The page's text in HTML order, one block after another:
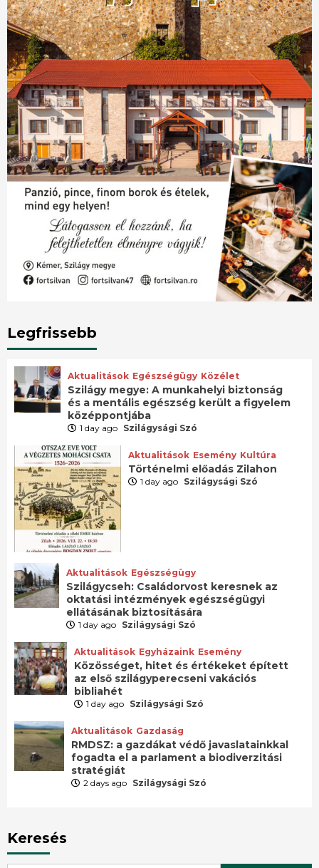
Legfrissebb
Aktualitások Egészségügy Közélet
Szilágy megye: A munkahelyi biztonság
és a mentális egészség került a figyelem
középpontjába
1 day ago Szilágysági Szó
Aktualitások Esemény Kultúra
Történelmi előadás Zilahon
1 day ago Szilágysági Szó
Aktualitások Egészségügy
Szilágycseh: Családorvost keresnek az
oktatási intézmények egészségügyi
ellátásának biztosítására
1 day ago Szilágysági Szó
Aktualitások Egyházaink Esemény
Közösséget, hitet és értékeket épített
az első szilágyperecseni vakációs
bibliahét
1 day ago Szilágysági Szó
Aktualitások Gazdaság
RMDSZ: a gazdákat védő javaslatainkkal
fogadta el a parlament a biodiverzitási
stratégiát
2 days ago Szilágysági Szó
Keresés